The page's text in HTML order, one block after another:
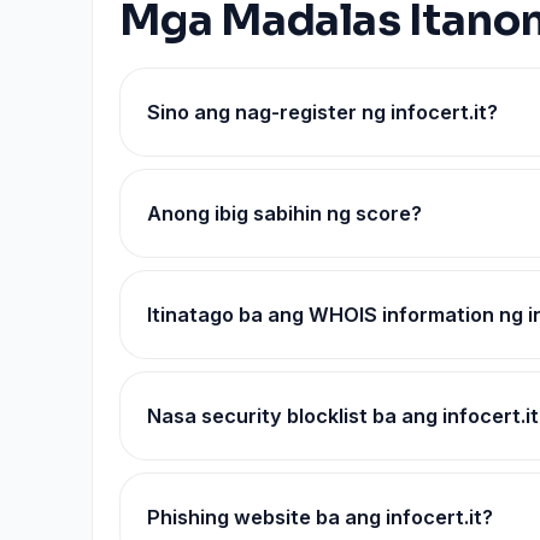
Mga Madalas
Sino ang nag-register ng infocert.it?
Anong ibig sabihin ng score?
Itinatago ba ang WHOIS information ng
Nasa security blocklist ba ang
Phishing website ba ang infocert.it?